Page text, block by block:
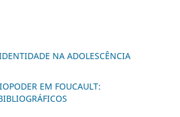
NA ADOLESCÊNCIA
EM FOUCAULT: